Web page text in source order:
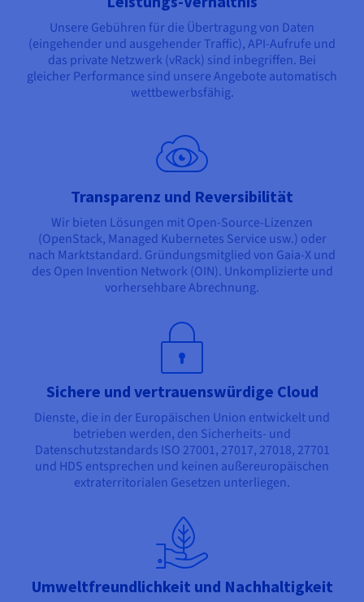
Unsere Gebühren für die Übertragung von Daten
(eingehender und ausgehender Traffic), API-Aufrufe und
das private Netzwerk (vRack) sind inbegriffen. Bei
gleicher Performance sind unsere Angebote automatisch
wettbewerbsfähig.
Transparenz und Reversibilität
Wir bieten Lösungen mit Open-Source-Lizenzen
(OpenStack, Managed Kubernetes Service usw.) oder
nach Marktstandard. Gründungsmitglied von Gaia-X und
des Open Invention Network (OIN). Unkomplizierte und
vorhersehbare Abrechnung.
Sichere und vertrauenswürdige Cloud
Dienste, die in der Europäischen Union entwickelt und
betrieben werden, den Sicherheits- und
Datenschutzstandards ISO 27001, 27017, 27018, 27701
und HDS entsprechen und keinen außereuropäischen
extraterritorialen Gesetzen unterliegen.
Umweltfreundlichkeit und Nachhaltigkeit